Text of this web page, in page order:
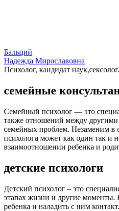
Бальций
Надежда Мирославовна
Психолог, кандидат наук,сексолог.
семейные
Семейный психолог — это
также отношений между другими
семейных проблем. Незаменим в
психолога может как один так и
взаимоотношении ребенка и
детские психологи
Детский психолог – это
этапах жизни и другие моменты.
ребенка и наладить с ним контакт.